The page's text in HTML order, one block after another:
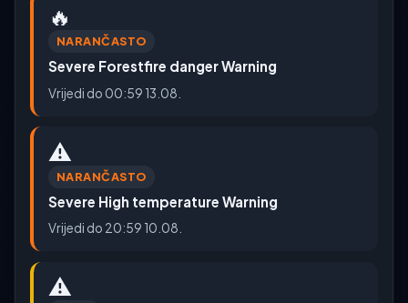
🔥
NARANČASTO
Severe Forestfire danger Warning
Vrijedi do 00:59 13.08.
⚠️
NARANČASTO
Severe High temperature Warning
Vrijedi do 20:59 10.08.
⚠️